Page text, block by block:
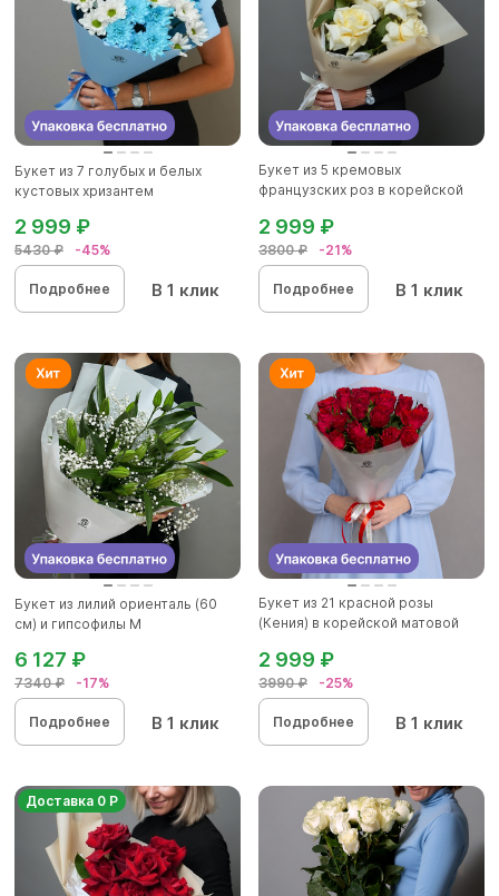
Букет из 7 голубых и белых
кустовых хризантем
5430 ₽ -45%
2 999 ₽
Подробнее В 1 клик
Букет из 5 кремовых
французских роз в корейской
3800 ₽ -21%
2 999 ₽
Подробнее В 1 клик
Букет из лилий ориенталь (60
см) и гипсофилы М
7340 ₽ -17%
6 127 ₽
Подробнее В 1 клик
Букет из 21 красной розы
(Кения) в корейской матовой
3990 ₽ -25%
2 999 ₽
Подробнее В 1 клик
Доставка 0 Р